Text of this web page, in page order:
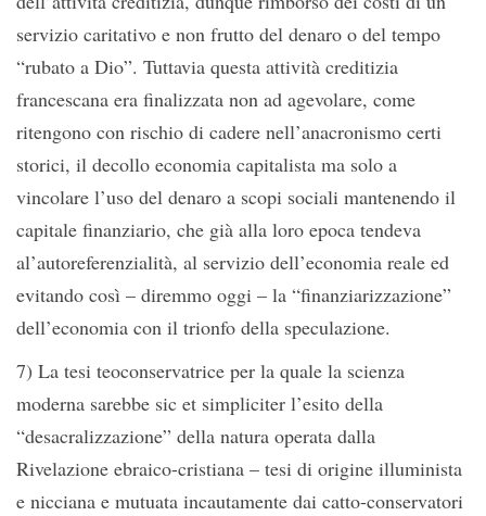
servizio caritativo e non frutto del denaro o del tempo
“rubato a Dio”. Tuttavia questa attività creditizia
francescana era finalizzata non ad agevolare, come
ritengono con rischio di cadere nell’anacronismo certi
storici, il decollo economia capitalista ma solo a
vincolare l’uso del denaro a scopi sociali mantenendo il
capitale finanziario, che già alla loro epoca tendeva
al’autoreferenzialità, al servizio dell’economia reale ed
evitando così – diremmo oggi – la “finanziarizzazione”
dell’economia con il trionfo della speculazione.
7) La tesi teoconservatrice per la quale la scienza
moderna sarebbe sic et simpliciter l’esito della
“desacralizzazione” della natura operata dalla
Rivelazione ebraico-cristiana – tesi di origine illuminista
e nicciana e mutuata incautamente dai catto-conservatori